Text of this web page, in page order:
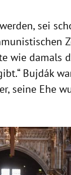
sei
wie damals
Bujdák
seine Ehe
schließen